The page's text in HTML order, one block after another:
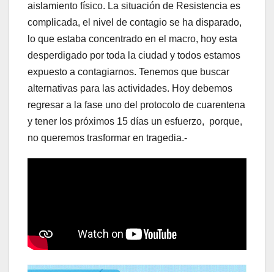
aislamiento físico. La situación de Resistencia es
complicada, el nivel de contagio se ha disparado,
lo que estaba concentrado en el macro, hoy esta
desperdigado por toda la ciudad y todos estamos
expuesto a contagiarnos. Tenemos que buscar
alternativas para las actividades. Hoy debemos
regresar a la fase uno del protocolo de cuarentena
y tener los próximos 15 días un esfuerzo, porque,
no queremos trasformar en tragedia.-